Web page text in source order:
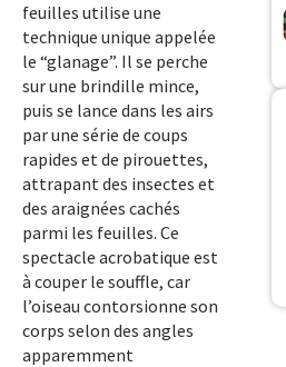
feuilles utilise une
technique unique appelée
le “glanage”. Il se perche
sur une brindille mince,
puis se lance dans les airs
par une série de coups
rapides et de pirouettes,
attrapant des insectes et
des araignées cachés
parmi les feuilles. Ce
spectacle acrobatique est
à couper le souffle, car
l’oiseau contorsionne son
corps selon des angles
apparemment